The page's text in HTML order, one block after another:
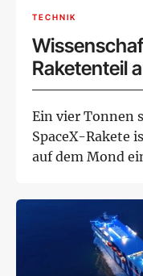
TECHNIK
Raketenteil
Ein vier Tonnen
SpaceX-Rakete
auf dem Mond